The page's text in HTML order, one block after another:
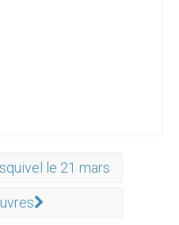
le 21 mars